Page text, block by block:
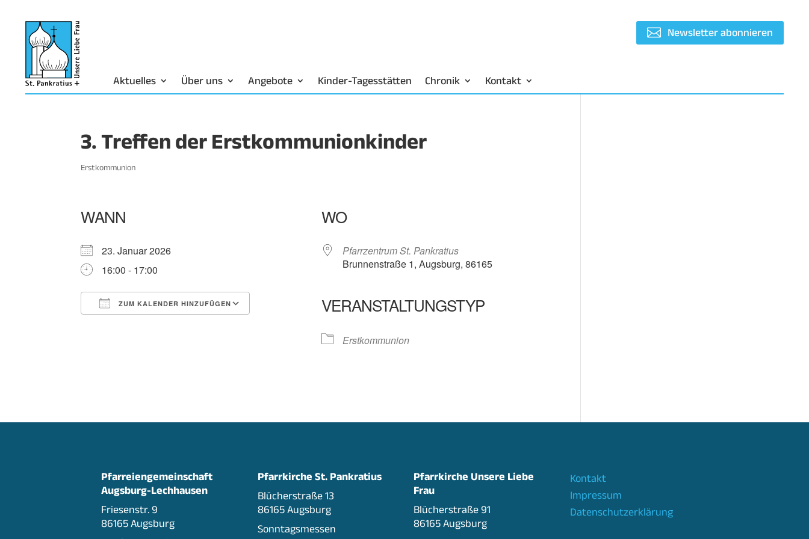
Newsletter abonnieren
Aktuelles Über uns Angebote Kinder-Tagesstätten Chronik Kontakt
3. Treffen der Erstkommunionkinder
Erstkommunion
WANN
23. Januar 2026
16:00 - 17:00
ZUM KALENDER HINZUFÜGEN
WO
Pfarrzentrum St. Pankratius
Brunnenstraße 1, Augsburg, 86165
VERANSTALTUNGSTYP
Erstkommunion
Pfarreiengemeinschaft
Augsburg-Lechhausen
Friesenstr. 9
86165 Augsburg
Pfarrkirche St. Pankratius
Blücherstraße 13
86165 Augsburg
Sonntagsmessen
Pfarrkirche Unsere Liebe
Frau
Blücherstraße 91
86165 Augsburg
Kontakt
Impressum
Datenschutzerklärung